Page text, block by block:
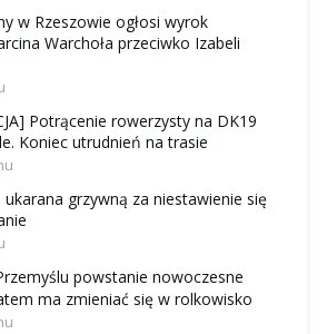
w Rzeszowie ogłosi wyrok
Warchoła przeciwko Izabeli
Potrącenie rowerzysty na DK19
Koniec utrudnień na trasie
ukarana grzywną za niestawienie się
powstanie nowoczesne
ma zmieniać się w rolkowisko